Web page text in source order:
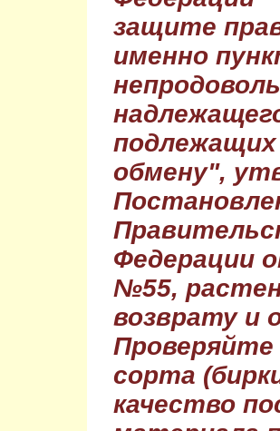
защите
именно
обмену",
Федерации
№55,
возврату и
Проверяйте
сорта
качество